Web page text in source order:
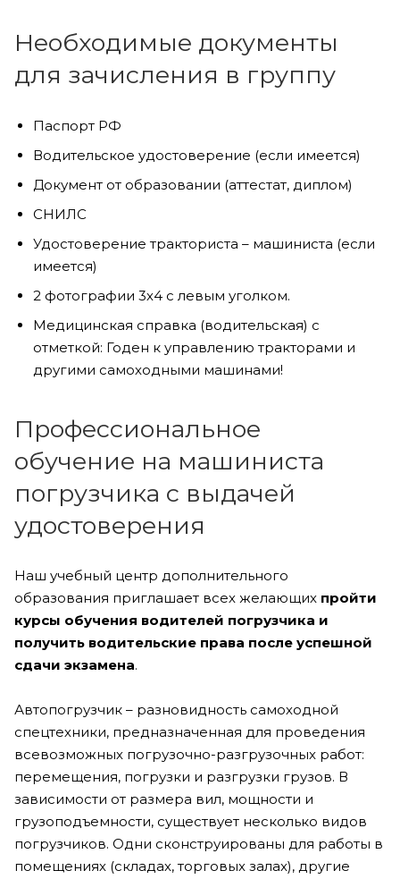
Необходимые документы
для зачисления в группу
Паспорт РФ
Водительское удостоверение (если имеется)
Документ от образовании (аттестат, диплом)
СНИЛС
Удостоверение тракториста – машиниста (если
имеется)
2 фотографии 3х4 с левым уголком.
Медицинская справка (водительская) с
отметкой: Годен к управлению тракторами и
другими самоходными машинами!
Профессиональное
обучение на машиниста
погрузчика с выдачей
удостоверения
Наш учебный центр дополнительного
образования приглашает всех желающих пройти
курсы обучения водителей погрузчика и
получить водительские права после успешной
сдачи экзамена.
Автопогрузчик – разновидность самоходной
спецтехники, предназначенная для проведения
всевозможных погрузочно-разгрузочных работ:
перемещения, погрузки и разгрузки грузов. В
зависимости от размера вил, мощности и
грузоподъемности, существует несколько видов
погрузчиков. Одни сконструированы для работы в
помещениях (складах, торговых залах), другие